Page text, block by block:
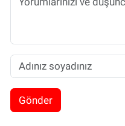
Gönder